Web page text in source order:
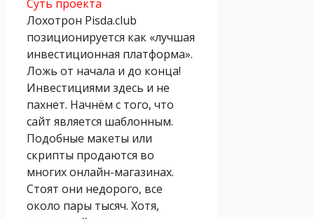
Суть проекта
Лохотрон Pisda.club
позиционируется как «лучшая
инвестиционная платформа».
Ложь от начала и до конца!
Инвестициями здесь и не
пахнет. Начнём с того, что
сайт является шаблонным.
Подобные макеты или
скрипты продаются во
многих онлайн-магазинах.
Стоят они недорого, все
около пары тысяч. Хотя,